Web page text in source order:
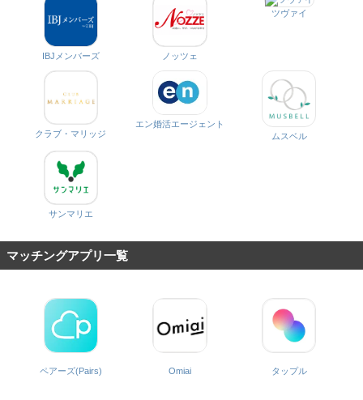
IBJメンバーズ ノッツェ
ツヴァイ
クラブ・マリッジ
エン婚活エージェント
ムスベル
サンマリエ
マッチングアプリ一覧
ペアーズ(Pairs) Omiai タップル